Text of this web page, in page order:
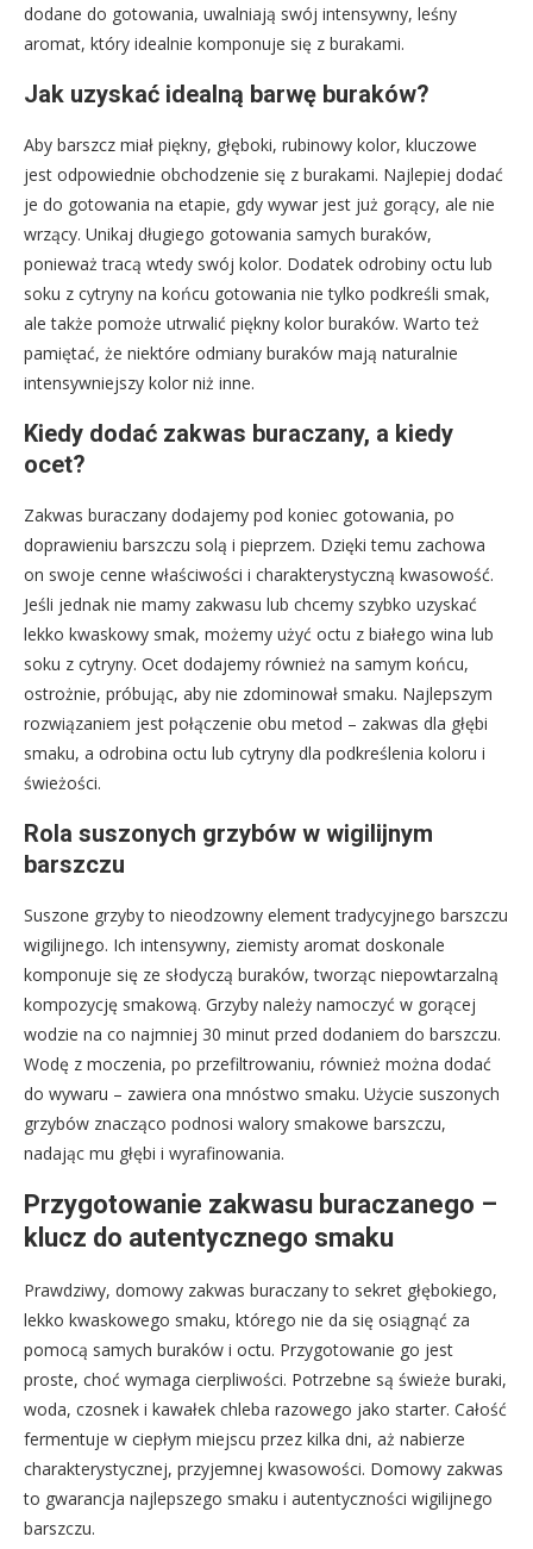
dodane do gotowania, uwalniają swój intensywny, leśny
aromat, który idealnie komponuje się z burakami.
Jak uzyskać idealną barwę buraków?
Aby barszcz miał piękny, głęboki, rubinowy kolor, kluczowe
jest odpowiednie obchodzenie się z burakami. Najlepiej dodać
je do gotowania na etapie, gdy wywar jest już gorący, ale nie
wrzący. Unikaj długiego gotowania samych buraków,
ponieważ tracą wtedy swój kolor. Dodatek odrobiny octu lub
soku z cytryny na końcu gotowania nie tylko podkreśli smak,
ale także pomoże utrwalić piękny kolor buraków. Warto też
pamiętać, że niektóre odmiany buraków mają naturalnie
intensywniejszy kolor niż inne.
Kiedy dodać zakwas buraczany, a kiedy
ocet?
Zakwas buraczany dodajemy pod koniec gotowania, po
doprawieniu barszczu solą i pieprzem. Dzięki temu zachowa
on swoje cenne właściwości i charakterystyczną kwasowość.
Jeśli jednak nie mamy zakwasu lub chcemy szybko uzyskać
lekko kwaskowy smak, możemy użyć octu z białego wina lub
soku z cytryny. Ocet dodajemy również na samym końcu,
ostrożnie, próbując, aby nie zdominował smaku. Najlepszym
rozwiązaniem jest połączenie obu metod – zakwas dla głębi
smaku, a odrobina octu lub cytryny dla podkreślenia koloru i
świeżości.
Rola suszonych grzybów w wigilijnym
barszczu
Suszone grzyby to nieodzowny element tradycyjnego barszczu
wigilijnego. Ich intensywny, ziemisty aromat doskonale
komponuje się ze słodyczą buraków, tworząc niepowtarzalną
kompozycję smakową. Grzyby należy namoczyć w gorącej
wodzie na co najmniej 30 minut przed dodaniem do barszczu.
Wodę z moczenia, po przefiltrowaniu, również można dodać
do wywaru – zawiera ona mnóstwo smaku. Użycie suszonych
grzybów znacząco podnosi walory smakowe barszczu,
nadając mu głębi i wyrafinowania.
Przygotowanie zakwasu buraczanego –
klucz do autentycznego smaku
Prawdziwy, domowy zakwas buraczany to sekret głębokiego,
lekko kwaskowego smaku, którego nie da się osiągnąć za
pomocą samych buraków i octu. Przygotowanie go jest
proste, choć wymaga cierpliwości. Potrzebne są świeże buraki,
woda, czosnek i kawałek chleba razowego jako starter. Całość
fermentuje w ciepłym miejscu przez kilka dni, aż nabierze
charakterystycznej, przyjemnej kwasowości. Domowy zakwas
to gwarancja najlepszego smaku i autentyczności wigilijnego
barszczu.